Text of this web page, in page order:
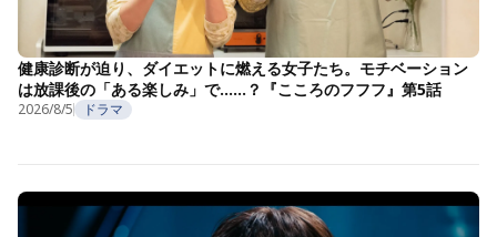
健康診断が迫り、ダイエットに燃える女子たち。モチベーション
は放課後の「ある楽しみ」で……？『こころのフフフ』第5話
2026/8/5 ドラマ